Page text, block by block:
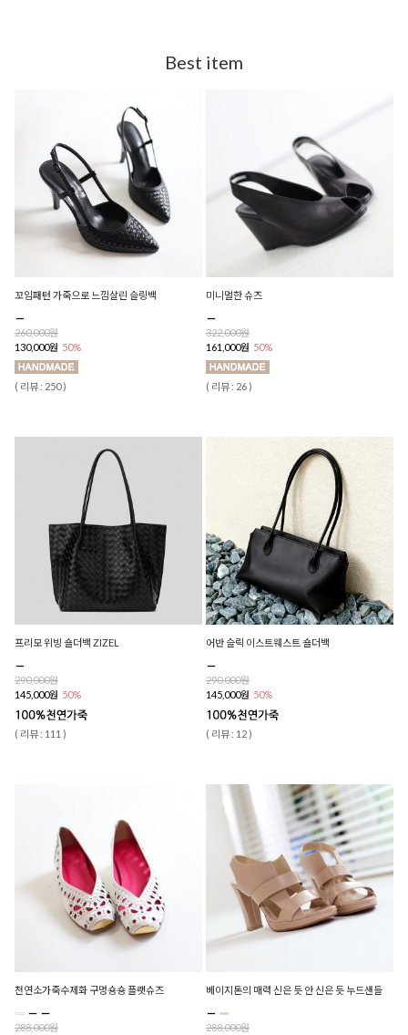
Best item
꼬임패턴 가죽으로 느낌살린 슬링백
260,000원
130,000원 50%
( 리뷰 : 250 )
미니멀한 슈즈
322,000원
161,000원 50%
( 리뷰 : 26 )
프리모 위빙 숄더백 ZIZEL
290,000원
145,000원 50%
( 리뷰 : 111 )
어반 슬릭 이스트웨스트 숄더백
290,000원
145,000원 50%
( 리뷰 : 12 )
천연소가죽수제화 구멍숑숑 플랫슈즈
288,000원
베이지톤의 매력 신은 듯 안 신은 듯 누드샌들
288,000원